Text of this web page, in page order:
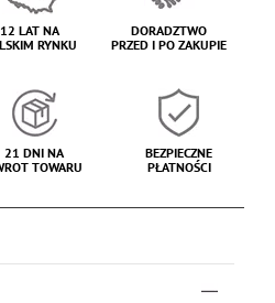
12 LAT NA
RYNKU
DORADZTWO
PRZED I PO ZAKUPIE
21 DNI NA
TOWARU
BEZPIECZNE
PŁATNOŚCI